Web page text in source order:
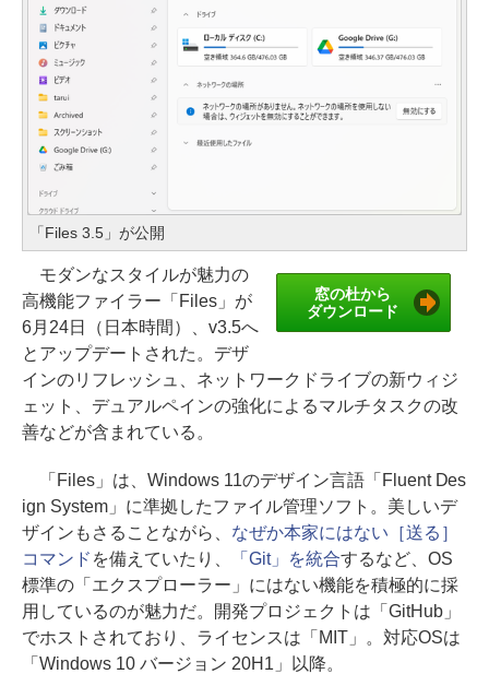
「Files 3.5」が公開
窓の杜から
ダウンロード
モダンなスタイルが魅力の
高機能ファイラー「Files」が
6月24日（日本時間）、v3.5へ
とアップデートされた。デザ
インのリフレッシュ、ネットワークドライブの新ウィジ
ェット、デュアルペインの強化によるマルチタスクの改
善などが含まれている。
「Files」は、Windows 11のデザイン言語「Fluent Des
ign System」に準拠したファイル管理ソフト。美しいデ
ザインもさることながら、 なぜか本家にはない［送る］
コマンド を備えていたり、 「Git」を統合するなど、OS
標準の「エクスプローラー」にはない機能を積極的に採
用しているのが魅力だ。開発プロジェクトは「GitHub」
でホストされており、ライセンスは「MIT」。対応OSは
「Windows 10 バージョン 20H1」以降。